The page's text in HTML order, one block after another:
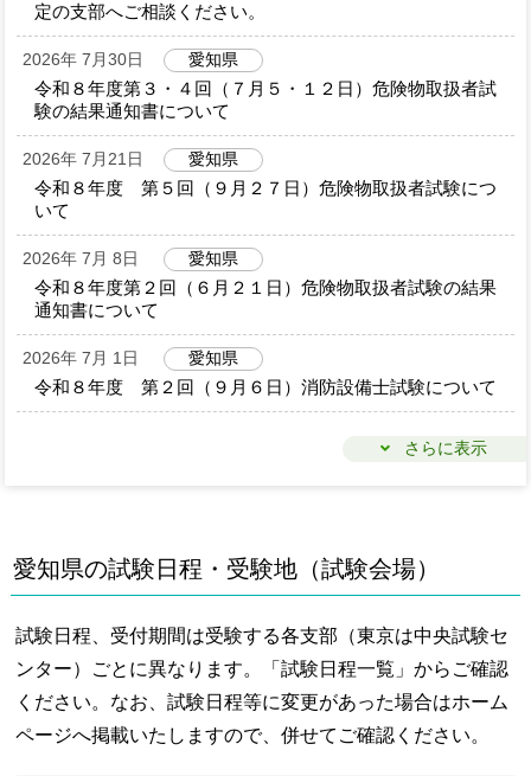
定の支部へご相談ください。
2026年 7月30日 愛知県
令和８年度第３・４回（７月５・１２日）危険物取扱者試
験の結果通知書について
2026年 7月21日 愛知県
令和８年度 第５回（９月２７日）危険物取扱者試験につ
いて
2026年 7月 8日 愛知県
令和８年度第２回（６月２１日）危険物取扱者試験の結果
通知書について
2026年 7月 1日 愛知県
令和８年度 第２回（９月６日）消防設備士試験について
さらに表示
愛知県の試験日程・受験地（試験会場）
試験日程、受付期間は受験する各支部（東京は中央試験セ
ンター）ごとに異なります。「試験日程一覧」からご確認
ください。なお、試験日程等に変更があった場合はホーム
ページへ掲載いたしますので、併せてご確認ください。